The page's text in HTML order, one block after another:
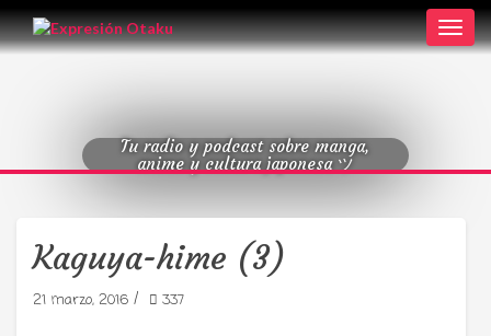
Tu radio y podcast sobre manga,
anime y cultura japonesa ツ
Kaguya-hime (3)
21 marzo, 2016 / 337